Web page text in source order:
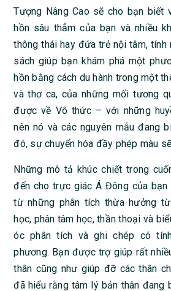
Tượng Nâng Cao sẽ cho bạn biết
hồn sâu thẳm của bạn và nhiều
thông thái hay đứa trẻ nội tâm, tính
sách giúp bạn khám phá một
hồn bằng cách du hành trong một
và thơ ca, của những mối tương
được về Vô thức – với những
nên nó và các nguyên mẫu đang
đó, sự chuyển hóa đầy phép màu
Những mô tả khúc chiết trong
đến cho trực giác Á Đông của bạn
từ những phân tích thừa hưởng
học, phân tâm học, thần thoại và
óc phân tích và ghi chép có
phương. Bạn được trợ giúp rất
thân cũng như giúp đỡ các thân
đã hiểu rằng tâm lý bản thân đang